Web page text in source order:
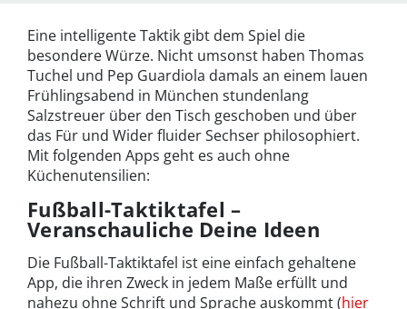
Eine intelligente Taktik gibt dem Spiel die
besondere Würze. Nicht umsonst haben Thomas
Tuchel und Pep Guardiola damals an einem lauen
Frühlingsabend in München stundenlang
Salzstreuer über den Tisch geschoben und über
das Für und Wider fluider Sechser philosophiert.
Mit folgenden Apps geht es auch ohne
Küchenutensilien:
Fußball-Taktiktafel –
Veranschauliche Deine Ideen
Die Fußball-Taktiktafel ist eine einfach gehaltene
App, die ihren Zweck in jedem Maße erfüllt und
nahezu ohne Schrift und Sprache auskommt (hier